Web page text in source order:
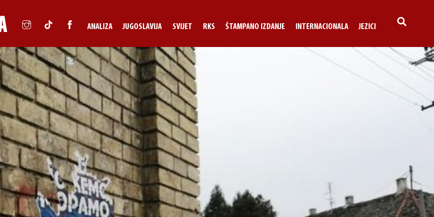
ANALIZA JUGOSLAVIJA SVIJET RKS ŠTAMPANO IZDANJE INTERNACIONALA JEZICI